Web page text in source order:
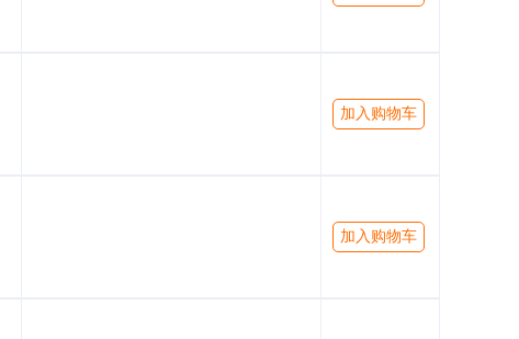
加入购物车
加入购物车